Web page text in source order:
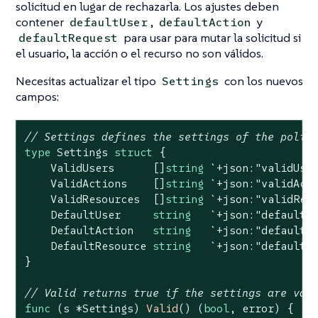
solicitud en lugar de rechazarla. Los ajustes deben
contener defaultUser, defaultAction y
defaultRequest para usar para mutar la solicitud si
el usuario, la acción o el recurso no son válidos.
Necesitas actualizar el tipo Settings con los nuevos
campos:
// Settings defines the settings of the
type Settings struct {
    ValidUsers      []
string
    ValidActions    []
string
    ValidResources  []
string
    DefaultUser
string
    DefaultAction
string
    DefaultResource
string
}
// Valid returns true if the settings are
func
(s *Settings) Valid() (bool , error)
{